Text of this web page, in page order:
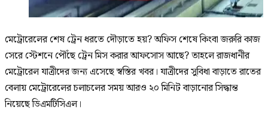
মেট্রোরেলের শেষ ট্রেন ধরতে দৌড়াতে হয়? অফিস শেষে কিংবা জরুরি কাজ
সেরে স্টেশনে পৌঁছে ট্রেন মিস করার আফসোস আছে? তাহলে রাজধানীর
মেট্রোরেল যাত্রীদের জন্য এসেছে স্বস্তির খবর। যাত্রীদের সুবিধা বাড়াতে রাতের
বেলায় মেট্রোরেলের চলাচলের সময় আরও ২০ মিনিট বাড়ানোর সিদ্ধান্ত
নিয়েছে ডিএমটিসিএল।